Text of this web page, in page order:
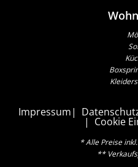
Impressum
Cookie
* Alle Preise
**